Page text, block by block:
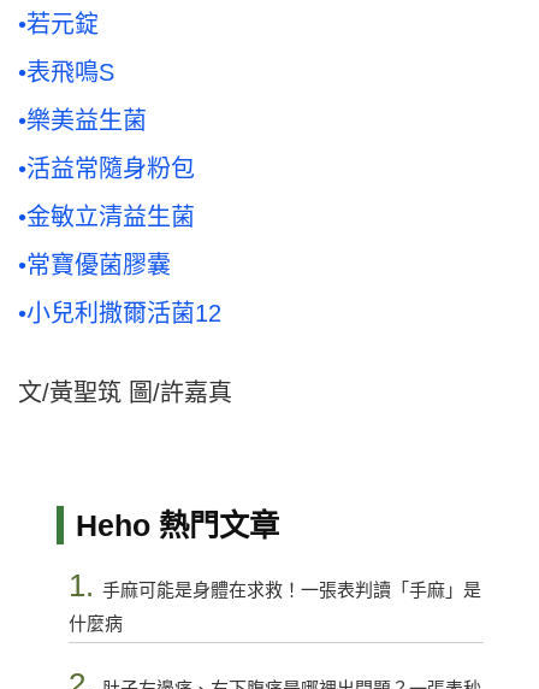
•若元錠
•表飛鳴S
•樂美益生菌
•活益常隨身粉包
•金敏立清益生菌
•常寶優菌膠囊
•小兒利撒爾活菌12
文/黃聖筑 圖/許嘉真
Heho 熱門文章
1. 手麻可能是身體在求救！一張表判讀「手麻」是
什麼病